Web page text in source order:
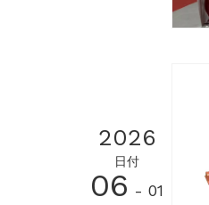
2026
日付
06 - 01